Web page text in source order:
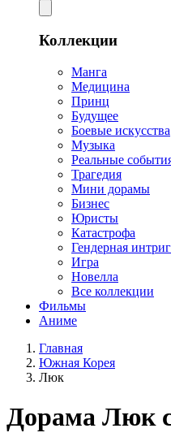
Коллекции
Манга
Медицина
Принц
Будущее
Боевые искусства
Музыка
Реальные
Трагедия
Мини дорамы
Бизнес
Юристы
Катастрофа
Гендерная
Игра
Новелла
Все коллекции
Фильмы
Аниме
Главная
Южная Корея
Люк
Дорама Люк